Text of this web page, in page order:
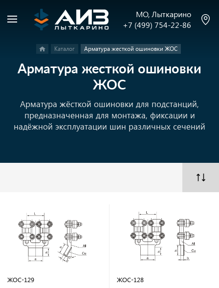
МО, Лыткарино
+7 (499) 754-22-86
Каталог Арматура жесткой ошиновки ЖОС
Арматура жесткой ошиновки
ЖОС
Арматура жёсткой ошиновки для подстанций,
предназначенная для монтажа, фиксации и
надёжной эксплуатации шин различных сечений
ЖОС-129 ЖОС-128